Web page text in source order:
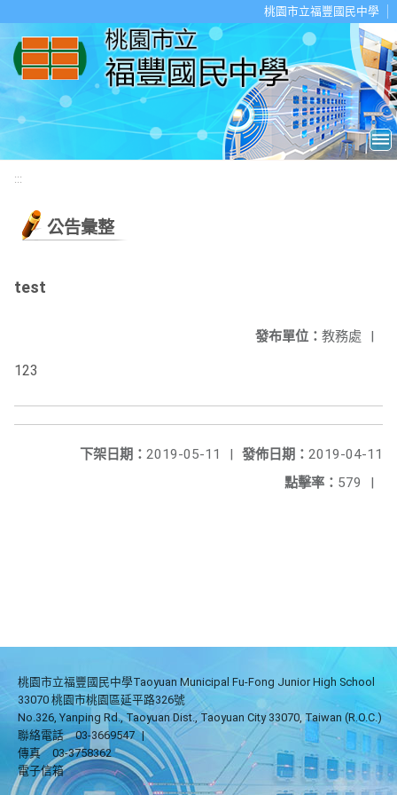
桃園市立福豐國民中學
:::
公告彙整
test
發布單位： 教務處 |
123
發佈日期： 2019-04-11
下架日期： 2019-05-11
|
點擊率： 579 |
桃園市立福豐國民中學Taoyuan Municipal Fu-Fong Junior High School
33070 桃園市桃園區延平路326號
No.326, Yanping Rd., Taoyuan Dist., Taoyuan City 33070, Taiwan (R.O.C.)
聯絡電話
03-3669547 |
傳真
03-3758362
電子信箱